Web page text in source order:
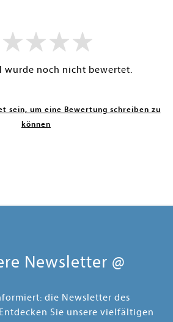
wurde noch nicht bewertet.
sein, um eine Bewertung schreiben zu
können
Newsletter @
die Newsletter des
Sie unsere vielfältigen